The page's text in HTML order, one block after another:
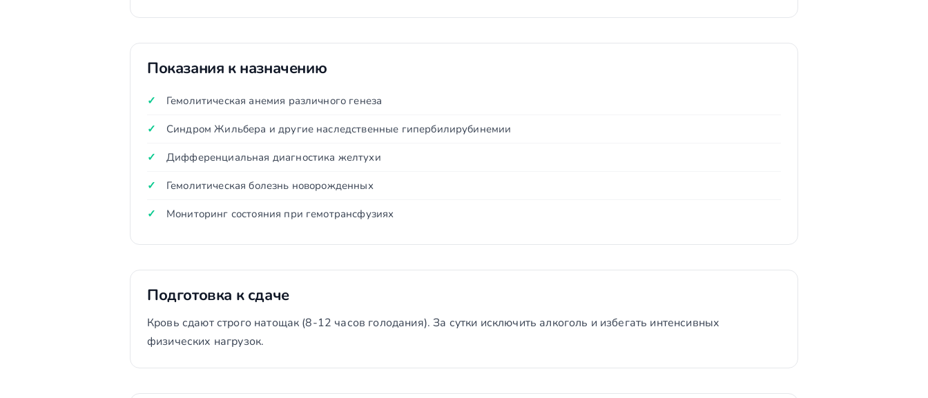
Показания к назначению
Гемолитическая анемия различного генеза
Синдром Жильбера и другие наследственные гипербилирубинемии
Дифференциальная диагностика желтухи
Гемолитическая болезнь новорожденных
Мониторинг состояния при гемотрансфузиях
Подготовка к сдаче
Кровь сдают строго натощак (8-12 часов голодания). За сутки исключить алкоголь и избегать интенсивных
физических нагрузок.